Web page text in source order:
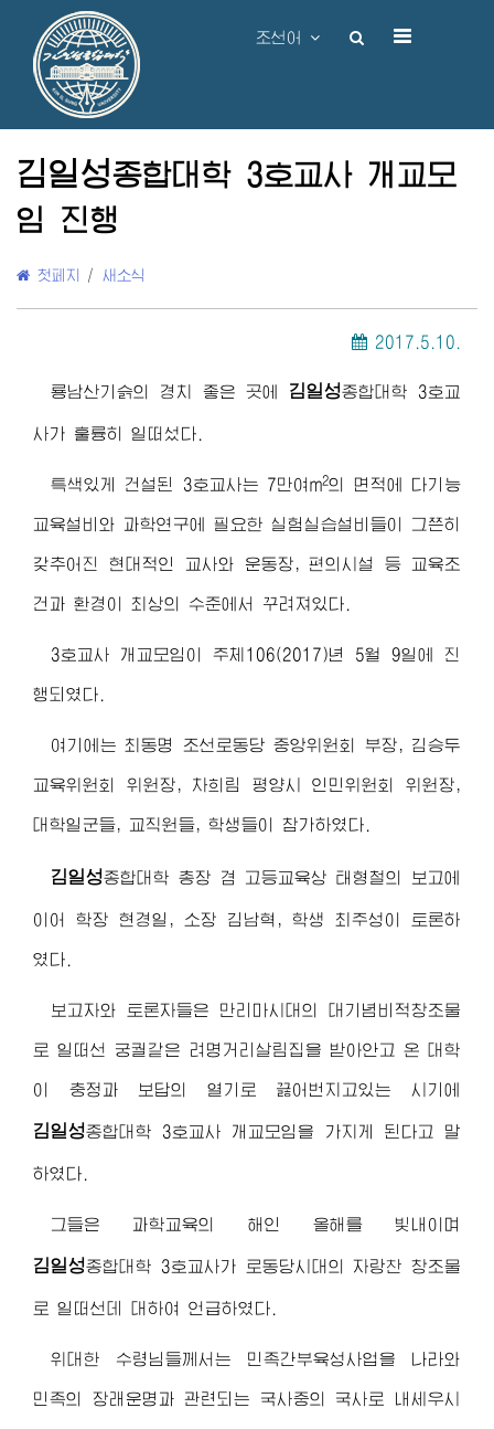
조선어
김일성종합대학 3호교사 개교모
임 진행
첫페지 / 새소식
2017.5.10.
룡남산기슭의 경치 좋은 곳에 김일성종합대학 3호교
사가 훌륭히 일떠섰다.
특색있게 건설된 3호교사는 7만여m2의 면적에 다기능
교육설비와 과학연구에 필요한 실험실습설비들이 그쯘히
갖추어진 현대적인 교사와 운동장, 편의시설 등 교육조
건과 환경이 최상의 수준에서 꾸려져있다.
3호교사 개교모임이 주체106(2017)년 5월 9일에 진
행되였다.
여기에는 최동명 조선로동당 중앙위원회 부장, 김승두
교육위원회 위원장, 차희림 평양시 인민위원회 위원장,
대학일군들, 교직원들, 학생들이 참가하였다.
김일성종합대학 총장 겸 고등교육상 태형철의 보고에
이어 학장 현경일, 소장 김남혁, 학생 최주성이 토론하
였다.
보고자와 토론자들은 만리마시대의 대기념비적창조물
로 일떠선 궁궐같은 려명거리살림집을 받아안고 온 대학
이 충정과 보답의 열기로 끓어번지고있는 시기에
김일성종합대학 3호교사 개교모임을 가지게 된다고 말
하였다.
그들은 과학교육의 해인 올해를 빛내이며
김일성종합대학 3호교사가 로동당시대의 자랑찬 창조물
로 일떠선데 대하여 언급하였다.
위대한 수령님 들께서는 민족간부육성사업을 나라와
민족의 장래운명과 관련되는 국사중의 국사로 내세우시